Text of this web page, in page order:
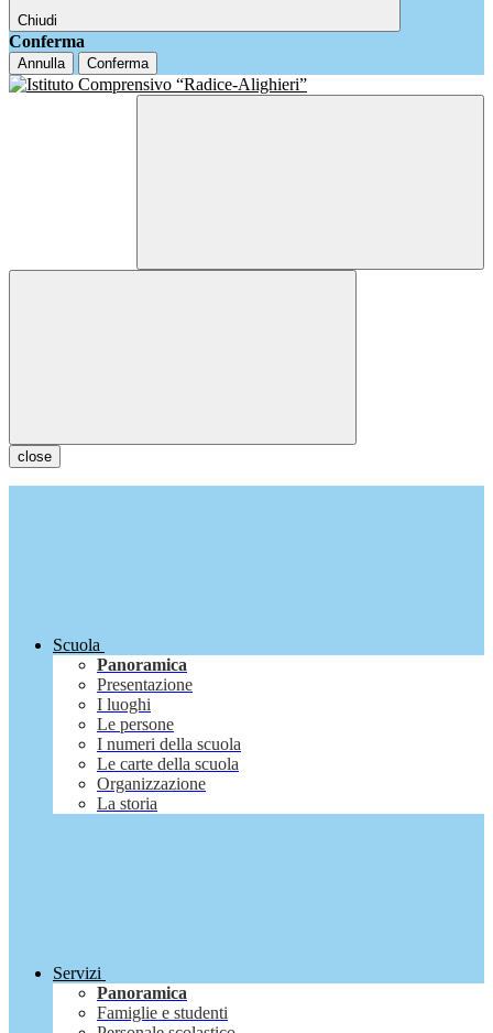
Chiudi
Conferma
Annulla Conferma
close
Scuola
Panoramica
Presentazione
I luoghi
Le persone
I numeri della scuola
Le carte della scuola
Organizzazione
La storia
Servizi
Panoramica
Famiglie e studenti